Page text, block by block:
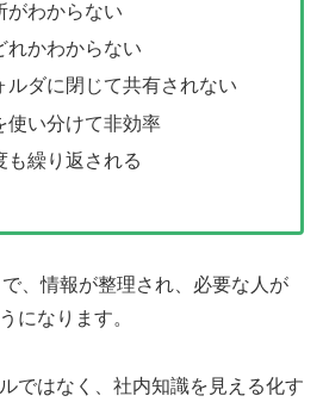
がわからない
れかわからない
ルダに閉じて共有されない
使い分けて非効率
も繰り返される
、情報が整理され、必要な人が
になります。
ではなく、社内知識を見える化す